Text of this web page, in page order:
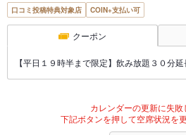
口コミ投稿特典対象店 COIN+支払い可
クーポン
【平日１９時半まで限定】飲み放題３０分
カレンダーの更新に失敗
下記ボタンを押して空席状況を